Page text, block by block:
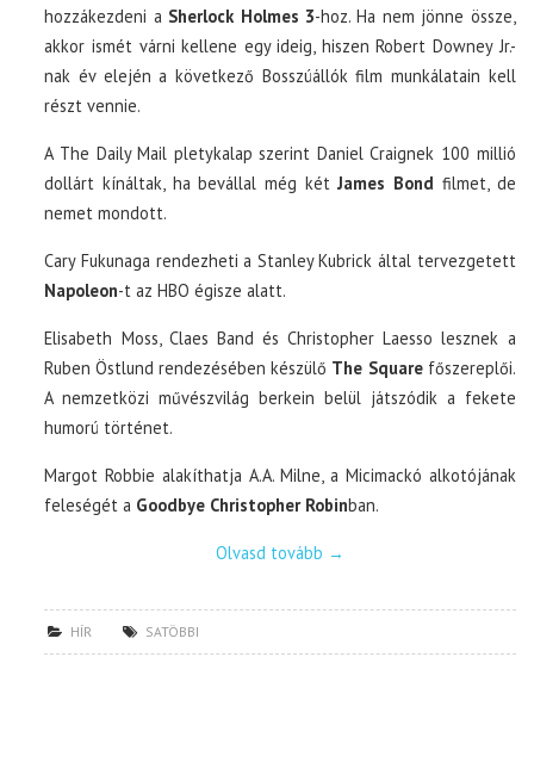
hozzákezdeni a Sherlock Holmes 3-hoz. Ha nem jönne össze,
akkor ismét várni kellene egy ideig, hiszen Robert Downey Jr.-
nak év elején a következő Bosszúállók film munkálatain kell
részt vennie.
A The Daily Mail pletykalap szerint Daniel Craignek 100 millió
dollárt kínáltak, ha bevállal még kétJames Bond filmet, de
nemet mondott.
Cary Fukunaga rendezheti a Stanley Kubrick által tervezgetett
Napoleon-t az HBO égisze alatt.
Elisabeth Moss, Claes Band és Christopher Laesso lesznek a
Ruben Östlund rendezésében készülő The Squarefőszereplői.
A nemzetközi művészvilág berkein belül játszódik a fekete
humorú történet.
Margot Robbie alakíthatja A.A. Milne, a Micimackó alkotójának
feleségét a Goodbye Christopher Robinban.
Olvasd tovább →
HÍR SATÖBBI